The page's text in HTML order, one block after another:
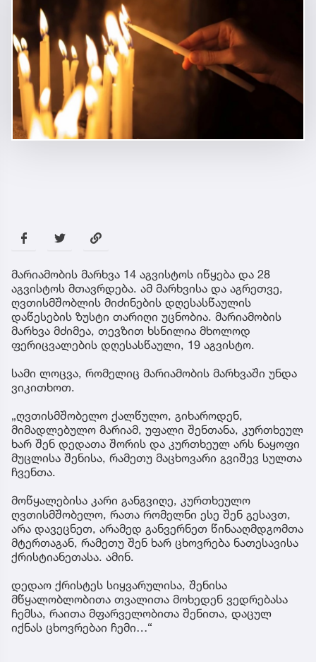
მარიამობის მარხვა 14 აგვისტოს იწყება და 28
აგვისტოს მთავრდება. ამ მარხვისა და აგრეთვე,
ღვთისმშობლის მიძინების დღესასწაულის
დაწესების ზუსტი თარიღი უცნობია. მარიამობის
მარხვა მძიმეა, თევზით ხსნილია მხოლოდ
ფერიცვალების დღესასწაული, 19 აგვისტო.
სამი ლოცვა, რომელიც მარიამობის მარხვაში უნდა
ვიკითხოთ.
„ღვთისმშობელო ქალწულო, გიხაროდენ,
მიმადლებულო მარიამ, უფალი შენთანა, კურთხეულ
ხარ შენ დედათა შორის და კურთხეულ არს ნაყოფი
მუცლისა შენისა, რამეთუ მაცხოვარი გვიშევ სულთა
ჩვენთა.
მოწყალებისა კარი განგვიღე, კურთხეულო
ღვთისმშობელო, რათა რომელნი ესე შენ გესავთ,
არა დავეცნეთ, არამედ განვერნეთ წინააღმდგომთა
მტერთაგან, რამეთუ შენ ხარ ცხოვრება ნათესავისა
ქრისტიანეთასა. ამინ.
დედაო ქრისტეს სიყვარულისა, შენისა
მწყალობლობითა თვალითა მოხედენ ვედრებასა
ჩემსა, რაითა მფარველობითა შენითა, დაცულ
იქნას ცხოვრებაი ჩემი…“